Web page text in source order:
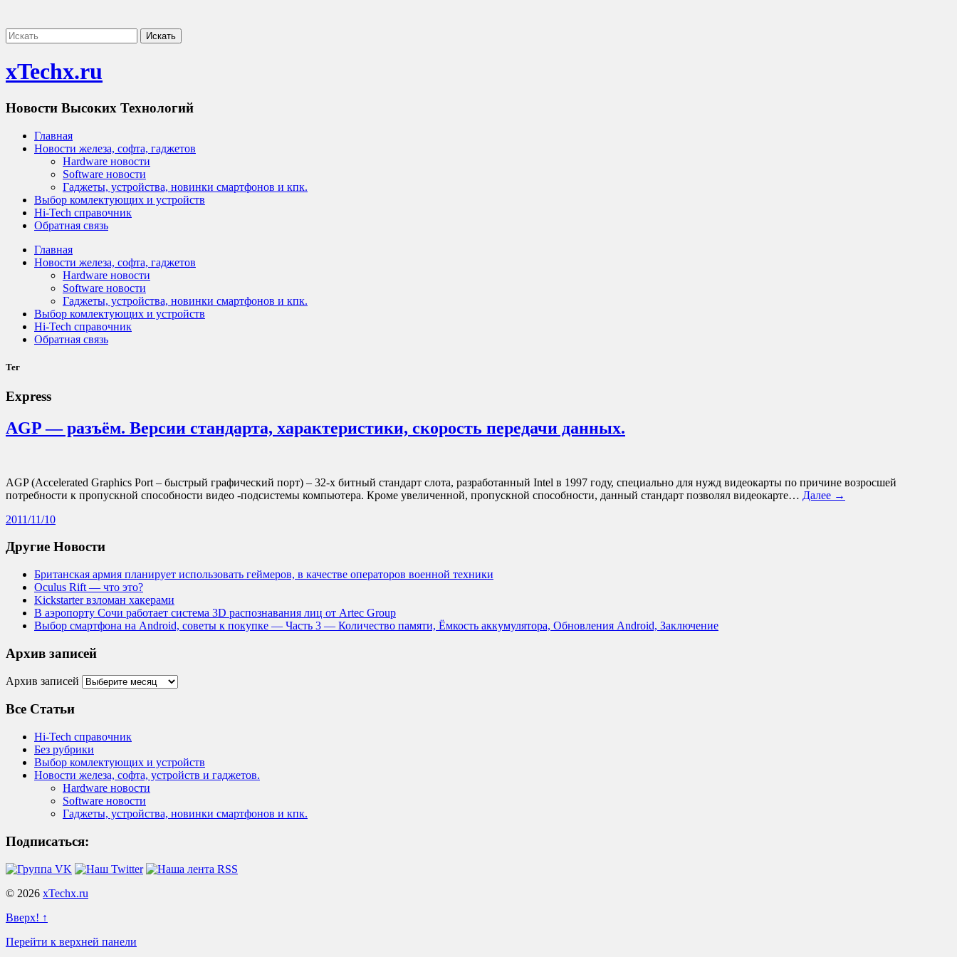
xTechx.ru
Новости Высоких Технологий
Главная
Новости железа, софта, гаджетов
Hardware новости
Software новости
Гаджеты, устройства, новинки смартфонов и кпк.
Выбор комлектующих и устройств
Hi-Tech справочник
Обратная связь
Главная
Новости железа, софта, гаджетов
Hardware новости
Software новости
Гаджеты, устройства, новинки смартфонов и кпк.
Выбор комлектующих и устройств
Hi-Tech справочник
Обратная связь
Тег
Express
AGP — разъём. Версии стандарта, характеристики, скорость передачи данных.
AGP (Accelerated Graphics Port – быстрый графический порт) – 32-х битный стандарт слота, разработанный Intel в 1997 году, специально для нужд видеокарты по причине возросшей
потребности к пропускной способности видео -подсистемы компьютера. Кроме увеличенной, пропускной способности, данный стандарт позволял видеокарте… Далее →
2011/11/10
Другие Новости
Британская армия планирует использовать геймеров, в качестве операторов военной техники
Oculus Rift — что это?
Kickstarter взломан хакерами
В аэропорту Сочи работает система 3D распознавания лиц от Artec Group
Выбор смартфона на Android, советы к покупке — Часть 3 — Количество памяти, Ёмкость аккумулятора, Обновления Android, Заключение
Архив записей
Архив записей
Все Статьи
Hi-Tech справочник
Без рубрики
Выбор комлектующих и устройств
Новости железа, софта, устройств и гаджетов.
Hardware новости
Software новости
Гаджеты, устройства, новинки смартфонов и кпк.
Подписаться:
© 2026 xTechx.ru
Вверх! ↑
Перейти к верхней панели